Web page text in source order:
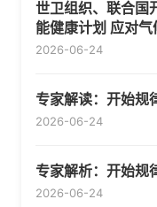
世卫组织、联合国
能健康计划 应对
2026-06-24
专家解读：开始规
2026-06-24
专家解析：开始规
2026-06-24